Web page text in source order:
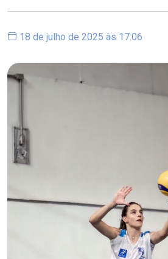
18 de julho de 2025 às 17:06